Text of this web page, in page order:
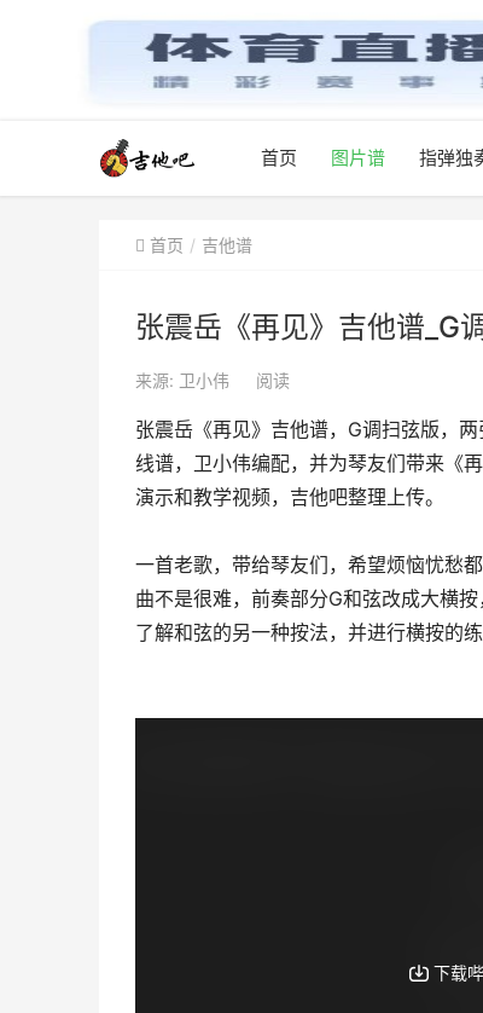
首页 图片谱 指弹独
首页 吉他谱
张震岳《再见》吉他谱_G
来源: 卫小伟 阅读
张震岳《再见》吉他谱，G调扫弦版，
线谱，卫小伟编配，并为琴友们带来《
演示和教学视频，吉他吧整理上传。
一首老歌，带给琴友们，希望烦恼忧愁
曲不是很难，前奏部分G和弦改成大横
了解和弦的另一种按法，并进行横按的练